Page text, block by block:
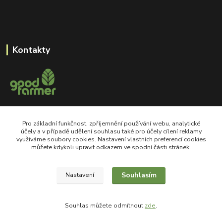
Kontakty
Po-Pá, 8-18 hod
shop@goodfarmer.cz
©2008 goodfarmer.cz Všechna práva vyhrazena.
Pro základní funkčnost, zpříjemnění používání webu, analytické
účely a v případě udělení souhlasu také pro účely cílení reklamy
využíváme soubory cookies. Nastavení vlastních preferencí cookies
můžete kdykoli upravit odkazem ve spodní části stránek.
Nastavení Souhlasím
Souhlas můžete odmítnout zde.